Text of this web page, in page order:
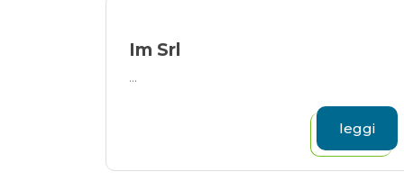
Im Srl
...
leggi